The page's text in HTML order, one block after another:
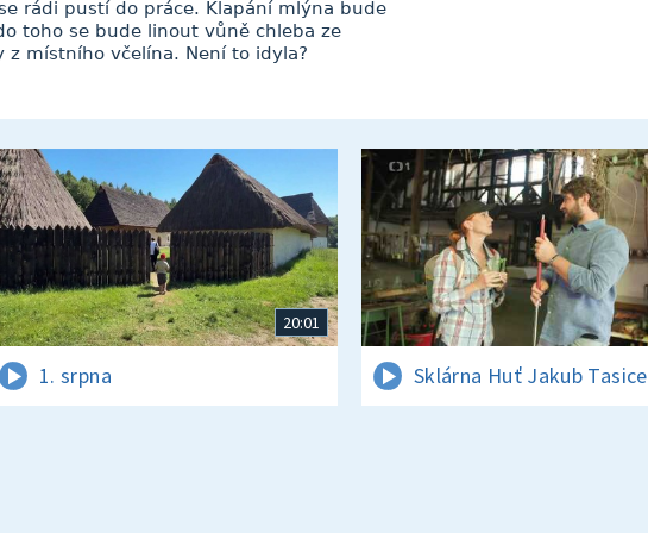
rádi pustí do práce. Klapání mlýna bude
toho se bude linout vůně chleba ze
místního včelína. Není to idyla?
20:01
1. srpna Sklárna Huť Jakub Tasice